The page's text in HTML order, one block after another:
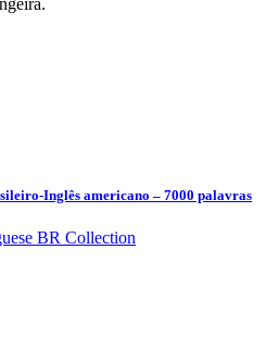
Inglês americano – 7000 palavras
BR Collection